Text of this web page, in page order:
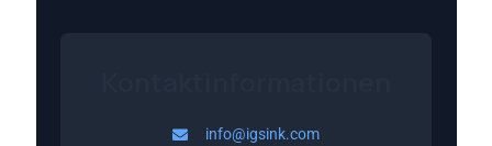
info@igsink.com